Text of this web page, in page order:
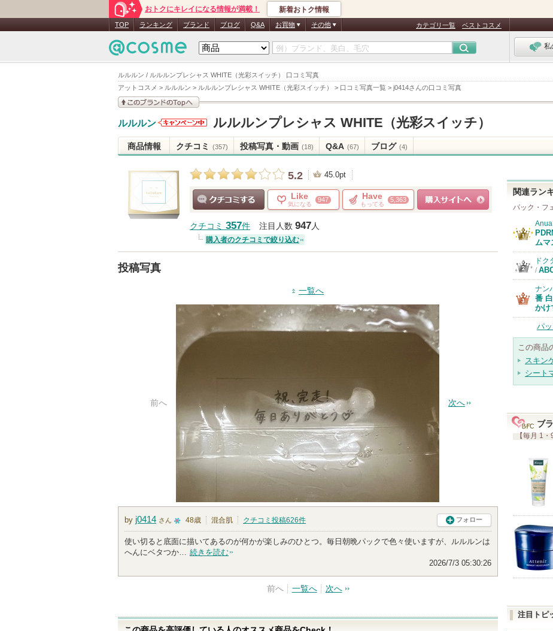
ルルルン / ルルルンプレシャス WHITE（光彩スイッチ） 口コミ写真
アットコスメ > ルルルン > ルルルンプレシャス WHITE（光彩スイッチ） > 口コミ写真一覧 > j0414さんの口コミ写真
おトクにキレイになる情報が満載！ 新着おトク情報
TOP ランキング ブランド ブログ Q&A お買物 その他 カテゴリ一覧 ベストコスメ
私
ルルルン
らのお知ら
せがありま
す
ルルルンプレシャス WHITE（光彩スイッチ）
商品情報 クチコミ (357) 投稿写真・動画 (18) Q&A (67) ブログ (4)
5.2 45.0pt
Like
気になる
947 Have
もってる
5,363
クチコミ 357件 注目人数 947人
購入者のクチコミで絞り込む
投稿写真
一覧へ
前へ 次へ
by j0414 さん
1
0
人
ン
48歳 混合肌 クチコミ投稿626件 フォロー
使い切ると底面に描いてあるのが何かが楽しみのひとつ。毎日朝晩パックで色々使いますが、ルルルンは
へんにベタつか… 続きを読む
2026/7/3 05:30:26
前へ 一覧へ 次へ
関連ラン
パック・フ
Anua
ムマ
ドク
/
ナン
番
かけ
パ
この商品
スキン
シート
ブ
【毎月 1
注目トピ